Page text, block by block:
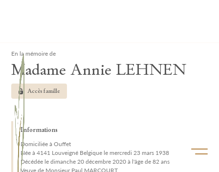
Ouvrir/
En la mémoire de
Madame Annie LEHNEN
Accès famille
Informations
Domiciliée à Ouffet
Née à 4141 Louveigné Belgique le mercredi 23 mars 1938
Décédée le dimanche 20 décembre 2020 à l'âge de 82 ans
Veuve de Monsieur Paul MARCOURT